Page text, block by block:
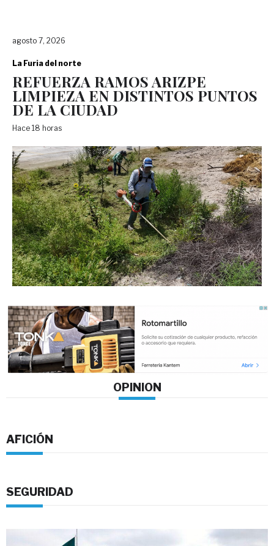
agosto 7, 2026
La Furia del norte
REFUERZA RAMOS ARIZPE
LIMPIEZA EN DISTINTOS PUNTOS
DE LA CIUDAD
Hace 18 horas
OPINION
AFICIÓN
SEGURIDAD